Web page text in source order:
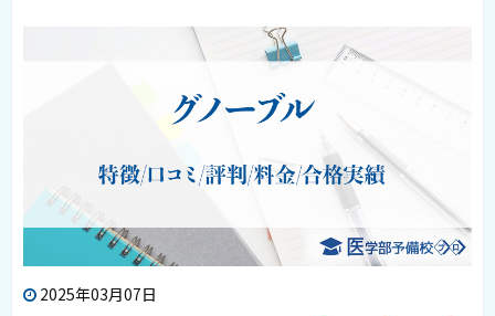
2025年03月07日